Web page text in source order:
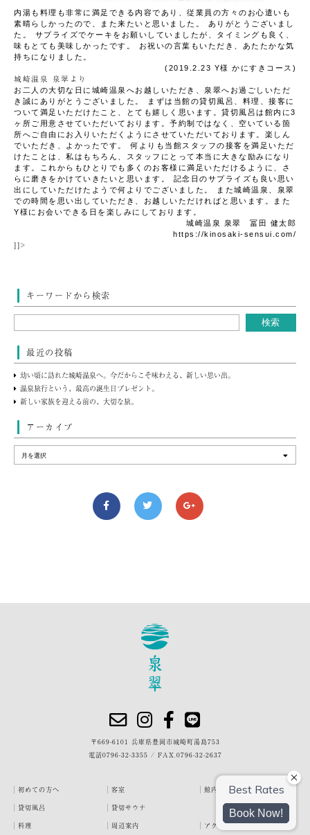
内湯も料理も非常に満足できる内容であり、従業員の方々のお心遣いも
素晴らしかったので、また来たいと思いました。
ありがとうございまし
た。
サプライズでケーキをお願いしていましたが、タイミングも良く、
味もとても美味しかったです。
お祝いの言葉もいただき、あたたかな気
持ちになりました。
(2019.2.23 Y様 かにすきコース )
城崎温泉 泉翠より
お二人の大切な日に城崎温泉へお越しいただき、泉翠へお過ごしいただ
き誠にありがとうございました。
まずは当館の貸切風呂、料理、接客に
ついて満足いただけたこと、とても嬉しく思います。貸切風呂は館内に3
ヶ所ご用意させていただいております。予約制ではなく、空いている箇
所へご自由にお入りいただくようにさせていただいております。楽しん
でいただき、よかったです。
何よりも当館スタッフの接客を満足いただ
けたことは、私はもちろん、スタッフにとって本当に大きな励みになり
ます。これからもひとりでも多くのお客様に満足いただけるように、さ
らに磨きをかけていきたいと思います。
記念日のサプライズも良い思い
出にしていただけたようで何よりでございました。
また城崎温泉、泉翠
での時間を思い出していただき、お越しいただければと思います。また
Y様にお会いできる日を楽しみにしております。
城崎温泉 泉翠 冨田 健太郎
https://kinosaki-sensui.com/
]]>
キーワードから検索
最近の投稿
幼い頃に訪れた城崎温泉へ。今だからこそ味わえる、新しい思い出。
温泉旅行という、最高の誕生日プレゼント。
新しい家族を迎える前の、大切な旅。
アーカイブ
〒669-6101 兵庫県豊岡市城崎町湯島753
電話0796-32-3355 / FAX.0796-32-2637
初めての方へ 客室
館内・施設
貸切風呂
貸切サウナ
料理
周辺案内 アクセス